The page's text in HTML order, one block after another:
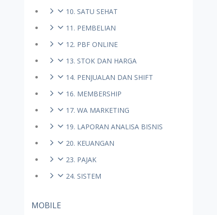
10. SATU SEHAT
11. PEMBELIAN
12. PBF ONLINE
13. STOK DAN HARGA
14. PENJUALAN DAN SHIFT
16. MEMBERSHIP
17. WA MARKETING
19. LAPORAN ANALISA BISNIS
20. KEUANGAN
23. PAJAK
24. SISTEM
MOBILE